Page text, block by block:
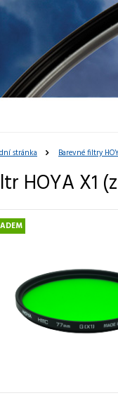
stránka Barevné filtry
HOYA X1